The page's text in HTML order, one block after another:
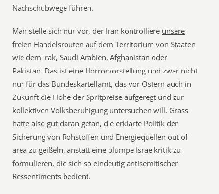
Nachschubwege führen.
Man stelle sich nur vor, der Iran kontrolliere unsere
freien Handelsrouten auf dem Territorium von Staaten
wie dem Irak, Saudi Arabien, Afghanistan oder
Pakistan. Das ist eine Horrorvorstellung und zwar nicht
nur für das Bundeskartellamt, das vor Ostern auch in
Zukunft die Höhe der Spritpreise aufgeregt und zur
kollektiven Volksberuhigung untersuchen will. Grass
hätte also gut daran getan, die erklärte Politik der
Sicherung von Rohstoffen und Energiequellen out of
area zu geißeln, anstatt eine plumpe Israelkritik zu
formulieren, die sich so eindeutig antisemitischer
Ressentiments bedient.